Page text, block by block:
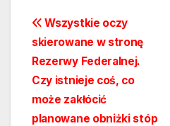
Nawigacja
wpisu
Wszystkie oczy
skierowane w stronę
Rezerwy Federalnej.
Czy istnieje coś, co
może zakłócić
planowane obniżki stóp